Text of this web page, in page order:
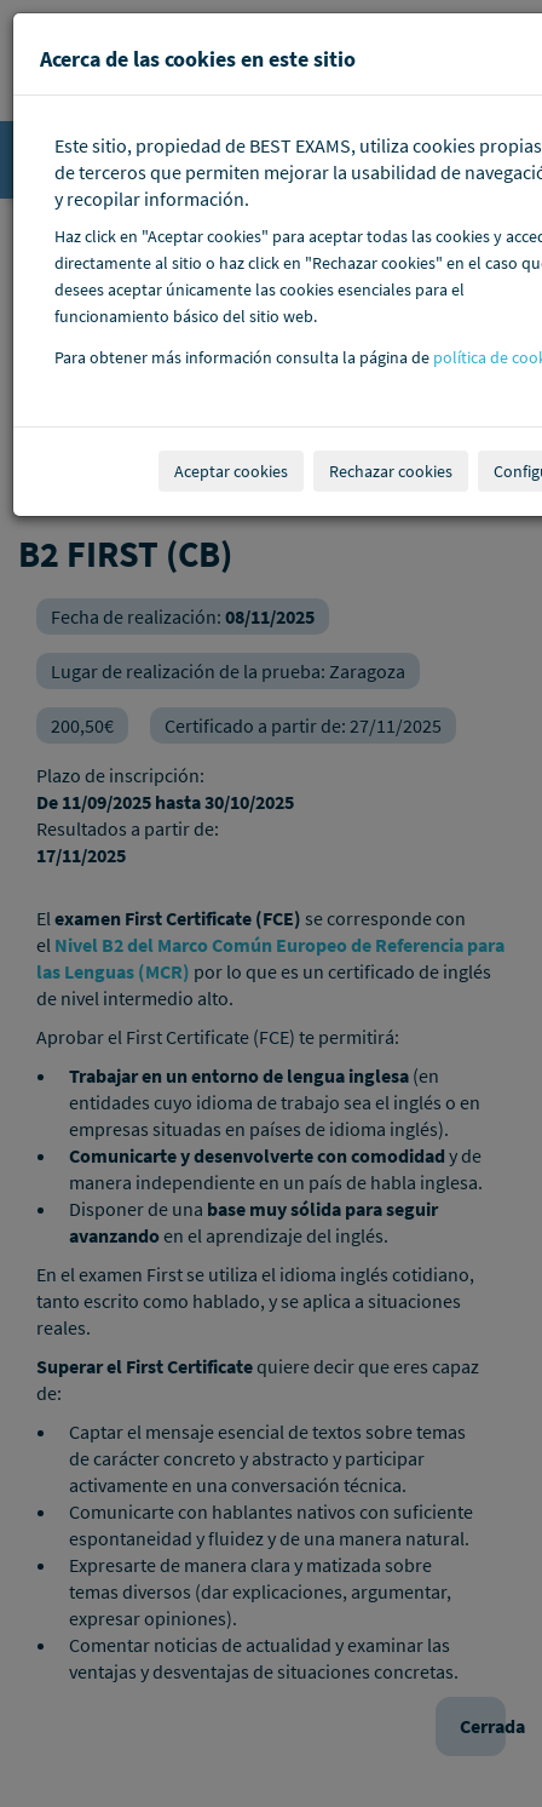
Pasar al contenido principal
Accede
B2 FIRST (CB)
Fecha de realización: 08/11/2025
Lugar de realización de la prueba: Zaragoza
200,50€ Certificado a partir de: 27/11/2025
Plazo de inscripción:
De 11/09/2025 hasta30/10/2025
Resultados a partir de:
17/11/2025
Elexamen First Certificate (FCE) se corresponde con
el Nivel B2 del Marco Común Europeo de Referencia para
las Lenguas (MCR) por lo que es un certificado de inglés
de nivel intermedio alto.
Aprobar el First Certificate (FCE) te permitirá:
Trabajar en un entorno de lengua inglesa (en
entidades cuyo idioma de trabajo sea el inglés o en
empresas situadas en países de idioma inglés).
Comunicarte y desenvolverte con comodidad y de
manera independiente en un país de habla inglesa.
Disponer de una base muy sólida para seguir
avanzandoen el aprendizaje del inglés.
En el examen First se utiliza el idioma inglés cotidiano,
tanto escrito como hablado, y se aplica a situaciones
reales.
Superar el First Certificatequiere decir que eres capaz
de:
Captar el mensaje esencial de textos sobre temas
de carácter concreto y abstracto y participar
activamente en una conversación técnica.
Comunicarte con hablantes nativos con suficiente
espontaneidad y fluidez y de una manera natural.
Expresarte de manera clara y matizada sobre
temas diversos (dar explicaciones, argumentar,
expresar opiniones).
Comentar noticias de actualidad y examinar las
ventajas y desventajas de situaciones concretas.
Cerrada
Acerca de las cookies en este sitio
Este sitio, propiedad de BEST EXAMS, utiliza cookies
de terceros que permiten mejorar la usabilidad de
y recopilar información.
Haz click en "Aceptar cookies" para aceptar todas las cookies y
directamente al sitio o haz click en "Rechazar cookies" en el caso
desees aceptar únicamente las cookies esenciales para el
funcionamiento básico del sitio web.
Para obtener más información consulta la página de política de
Aceptar cookies Rechazar cookies